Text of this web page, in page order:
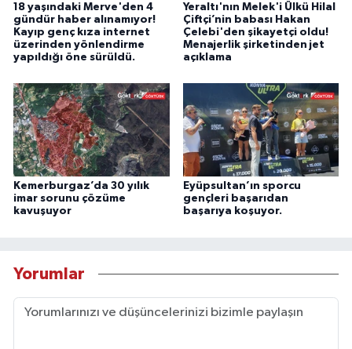
18 yaşındaki Merve'den 4
gündür haber alınamıyor!
Kayıp genç kıza internet
üzerinden yönlendirme
yapıldığı öne sürüldü.
Yeraltı'nın Melek'i Ülkü Hilal
Çiftçi’nin babası Hakan
Çelebi'den şikayetçi oldu!
Menajerlik şirketinden jet
açıklama
Kemerburgaz’da 30 yılık
imar sorunu çözüme
kavuşuyor
Eyüpsultan’ın sporcu
gençleri başarıdan
başarıya koşuyor.
Yorumlar